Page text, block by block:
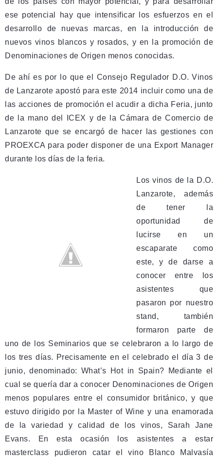
ese potencial hay que intensificar los esfuerzos en el
desarrollo de nuevas marcas, en la introducción de
nuevos vinos blancos y rosados, y en la promoción de
Denominaciones de Origen menos conocidas.
De ahí es por lo que el Consejo Regulador D.O. Vinos
de Lanzarote apostó para este 2014 incluir como una de
las acciones de promoción el acudir a dicha Feria, junto
de la mano del ICEX y de la Cámara de Comercio de
Lanzarote que se encargó de hacer las gestiones con
PROEXCA para poder disponer de una Export Manager
durante los días de la feria.
Los vinos de la D.O.
Lanzarote, además
de tener la
oportunidad de
lucirse en un
escaparate como
este, y de darse a
conocer entre los
asistentes que
pasaron por nuestro
stand, también
formaron parte de
uno de los Seminarios que se celebraron a lo largo de
los tres días. Precisamente en el celebrado el día 3 de
junio, denominado: What’s Hot in Spain? Mediante el
cual se quería dar a conocer Denominaciones de Origen
menos populares entre el consumidor británico, y que
estuvo dirigido por la Master of Wine y una enamorada
de la variedad y calidad de los vinos, Sarah Jane
Evans. En esta ocasión los asistentes a estar
masterclass pudieron catar el vino Blanco Malvasía